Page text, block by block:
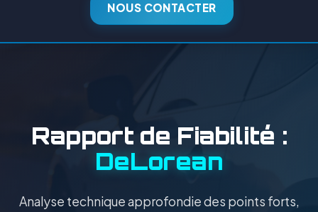
NOUS CONTACTER
Rapport de Fiabilité :
DeLorean
Analyse technique approfondie des points forts,